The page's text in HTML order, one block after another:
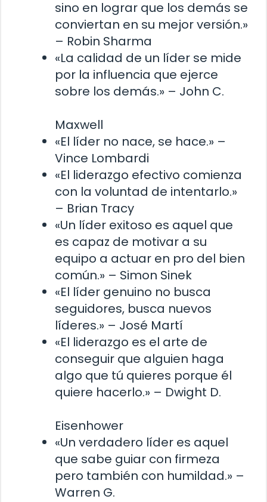
sino en lograr que los demás se
conviertan en su mejor versión.»
– Robin Sharma
«La calidad de un líder se mide
por la influencia que ejerce
sobre los demás.» – John C.
Maxwell
«El líder no nace, se hace.» –
Vince Lombardi
«El liderazgo efectivo comienza
con la voluntad de intentarlo.»
– Brian Tracy
«Un líder exitoso es aquel que
es capaz de motivar a su
equipo a actuar en pro del bien
común.» – Simon Sinek
«El líder genuino no busca
seguidores, busca nuevos
líderes.» – José Martí
«El liderazgo es el arte de
conseguir que alguien haga
algo que tú quieres porque él
quiere hacerlo.» – Dwight D.
Eisenhower
«Un verdadero líder es aquel
que sabe guiar con firmeza
pero también con humildad.» –
Warren G.